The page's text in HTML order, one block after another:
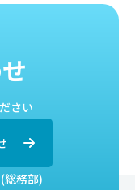
さい
総務部)